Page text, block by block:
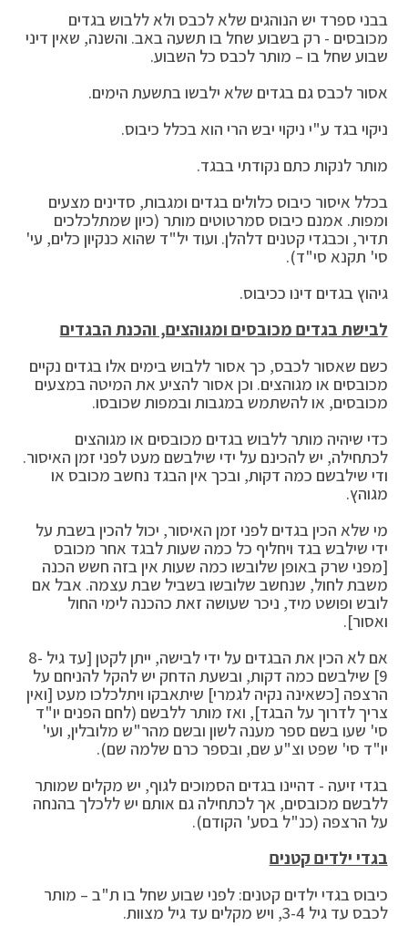
בבני ספרד יש הנוהגים שלא לכבס ולא ללבוש בגדים
מכובסים - רק בשבוע שחל בו תשעה באב. והשנה, שאין דיני
שבוע שחל בו – מותר לכבס כל השבוע.
אסור לכבס גם בגדים שלא ילבשו בתשעת הימים.
ניקוי בגד ע"י ניקוי יבש הרי הוא בכלל כיבוס.
מותר לנקות כתם נקודתי בבגד.
בכלל איסור כיבוס כלולים בגדים ומגבות, סדינים מצעים
ומפות. אמנם כיבוס סמרטוטים מותר (כיון שמתלכלכים
תדיר, וכבגדי קטנים דלהלן. ועוד יל"ד שהוא כנקיון כלים, עי'
סי' תקנא סי"ד).
גיהוץ בגדים דינו ככיבוס.
לבישת בגדים מכובסים ומגוהצים, והכנת הבגדים
כשם שאסור לכבס, כך אסור ללבוש בימים אלו בגדים נקיים
מכובסים או מגוהצים. וכן אסור להציע את המיטה במצעים
מכובסים, או להשתמש במגבות ובמפות שכובסו.
כדי שיהיה מותר ללבוש בגדים מכובסים או מגוהצים
לכתחילה, יש להכינם על ידי שילבשם מעט לפני זמן האיסור.
ודי שילבשם כמה דקות, ובכך אין הבגד נחשב מכובס או
מגוהץ.
מי שלא הכין בגדים לפני זמן האיסור, יכול להכין בשבת על
ידי שילבש בגד ויחליף כל כמה שעות לבגד אחר מכובס
[מפני שרק באופן שלובשו כמה שעות אין בזה חשש הכנה
משבת לחול, שנחשב שלובשו בשביל שבת עצמה. אבל אם
לובש ופושט מיד, ניכר שעושה זאת כהכנה לימי החול
ואסור].
אם לא הכין את הבגדים על ידי לבישה, ייתן לקטן [עד גיל 8-
9] שילבשם כמה דקות, ובשעת הדחק יש להקל להניחם על
הרצפה [כשאינה נקיה לגמרי] שיתאבקו ויתלכלכו מעט [ואין
צריך לדרוך על הבגד], ואז מותר ללבשם (לחם הפנים יו"ד
סי' שעו בשם ספר מענה לשון ובשם מהר"ש מלובלין, ועי'
יו"ד סי' שפט וצ"ע שם, ובספר כרם שלמה שם).
בגדי זיעה - דהיינו בגדים הסמוכים לגוף, יש מקלים שמותר
ללבשם מכובסים, אך לכתחילה גם אותם יש ללכלך בהנחה
על הרצפה (כנ"ל בסע' הקודם).
בגדי ילדים קטנים
כיבוס בגדי ילדים קטנים: לפני שבוע שחל בו ת"ב – מותר
לכבס עד גיל 3-4, ויש מקלים עד גיל מצוות.